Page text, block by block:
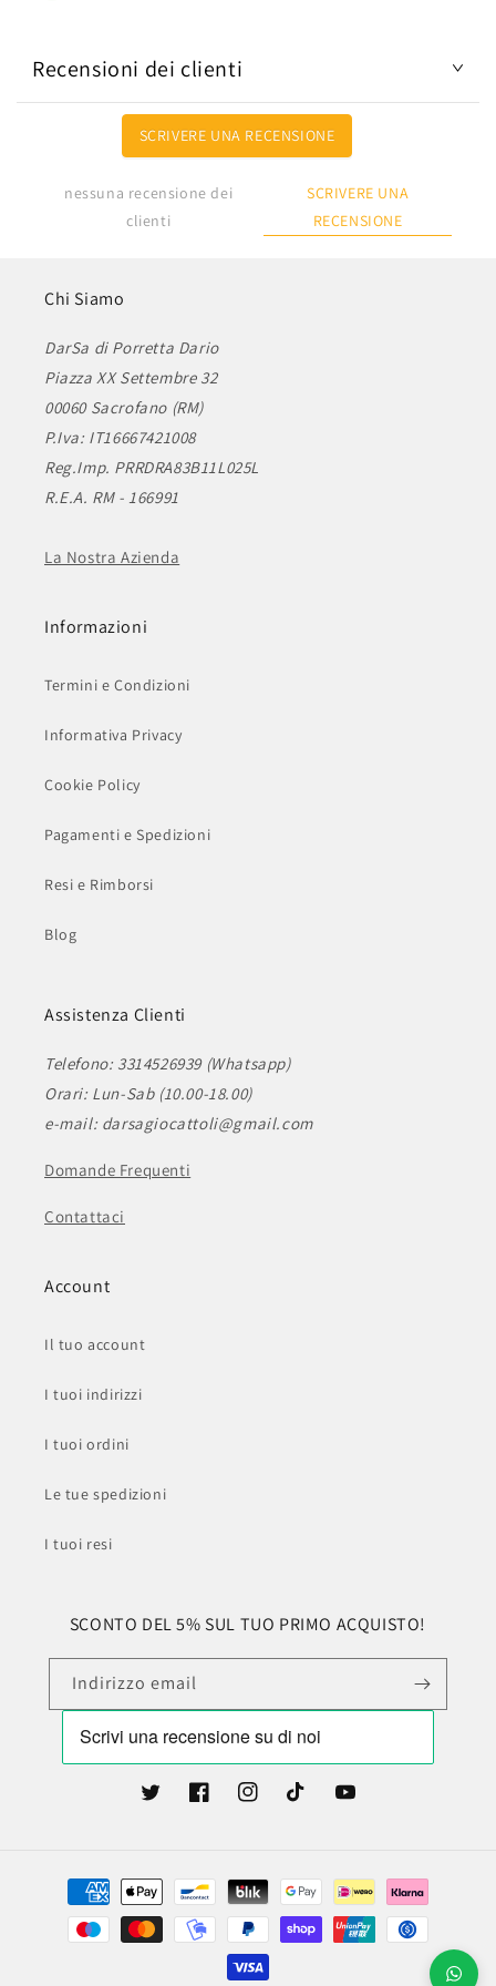
Recensioni dei clienti
SCRIVERE UNA RECENSIONE
nessuna recensione dei
clienti
SCRIVERE UNA
RECENSIONE
Chi Siamo
DarSa di Porretta Dario
Piazza XX Settembre 32
00060 Sacrofano (RM)
P.Iva: IT16667421008
Reg.Imp. PRRDRA83B11L025L
R.E.A. RM - 166991
La Nostra Azienda
Informazioni
Termini e Condizioni
Informativa Privacy
Cookie Policy
Pagamenti e Spedizioni
Resi e Rimborsi
Blog
Assistenza Clienti
Telefono: 3314526939 (Whatsapp)
Orari: Lun-Sab (10.00-18.00)
e-mail: darsagiocattoli@gmail.com
Domande Frequenti
Contattaci
Account
Il tuo account
I tuoi indirizzi
I tuoi ordini
Le tue spedizioni
I tuoi resi
SCONTO DEL 5% SUL TUO PRIMO ACQUISTO!
Indirizzo email
TwitterFacebookInstagramTikTok YouTube
Metodi
pagamento